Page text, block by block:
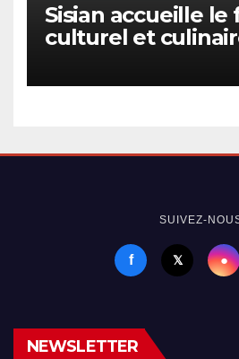
Sisian accueille le
culturel et
SUIVEZ-
f 𝕏 ●
NEWSLETTER